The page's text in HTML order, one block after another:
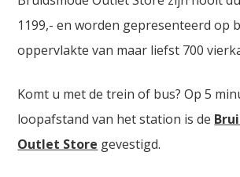
1199,- en worden gepresenteerd op
oppervlakte van maar liefst 700
Komt u met de trein of bus? Op 5
loopafstand van het station is de
Outlet Store gevestigd.